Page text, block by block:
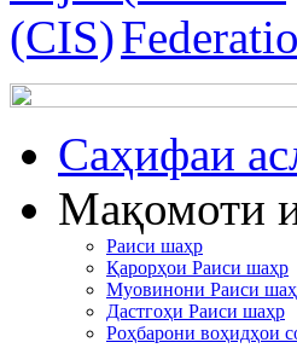
Cаҳифаи
Мақомоти
Раиси шаҳр
Қарорҳои Раиси шаҳр
Муовинони Раиси
Дастгоҳи Раиси шаҳр
Роҳбарони воҳидҳои